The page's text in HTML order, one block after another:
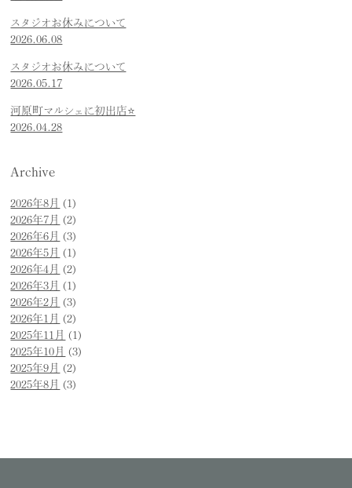
スタジオお休みについて
2026.06.08
スタジオお休みについて
2026.05.17
河原町マルシェに初出店⭐️
2026.04.28
Archive
2026年8月 (1)
2026年7月 (2)
2026年6月 (3)
2026年5月 (1)
2026年4月 (2)
2026年3月 (1)
2026年2月 (3)
2026年1月 (2)
2025年11月 (1)
2025年10月 (3)
2025年9月 (2)
2025年8月 (3)